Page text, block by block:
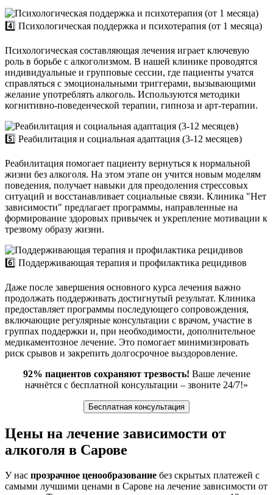
4️⃣ Психологическая поддержка и психотерапия (от 1 месяца)
Психологическая составляющая лечения играет ключевую
роль в борьбе с алкоголизмом. В нашей клинике проводятся
индивидуальные и групповые сессии, где пациенты учатся
справляться с эмоциональными триггерами, вызывающими
желание употреблять алкоголь. Используются методики
когнитивно-поведенческой терапии, гипноза и арт-терапии.
5️⃣ Реабилитация и социальная адаптация (3-12 месяцев)
Реабилитация помогает пациенту вернуться к нормальной
жизни без алкоголя. На этом этапе он учится новым моделям
поведения, получает навыки для преодоления стрессовых
ситуаций и восстанавливает социальные связи. Клиника "Нет
зависимости" предлагает программы, направленные на
формирование здоровых привычек и укрепление мотивации к
трезвому образу жизни.
6️⃣ Поддерживающая терапия и профилактика рецидивов
Даже после завершения основного курса лечения важно
продолжать поддерживать достигнутый результат. Клиника
предоставляет программы последующего сопровождения,
включающие регулярные консультации с врачом, участие в
группах поддержки и, при необходимости, дополнительное
медикаментозное лечение. Это помогает минимизировать
риск срывов и закрепить долгосрочное выздоровление.
92% пациентов сохраняют трезвость! Ваше лечение
начнётся с бесплатной консультации – звоните 24/7!»
Бесплатная консультация
Цены на лечение зависимости от
алкоголя в Сарове
У нас прозрачное ценообразование без скрытых платежей с
самыми лучшими ценами в Сарове на лечение зависимости от